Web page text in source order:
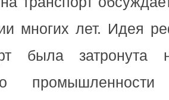
многих лет. Идея
была затронута